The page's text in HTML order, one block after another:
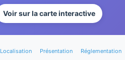
Voir sur la carte interactive
Localisation Présentation Réglementation